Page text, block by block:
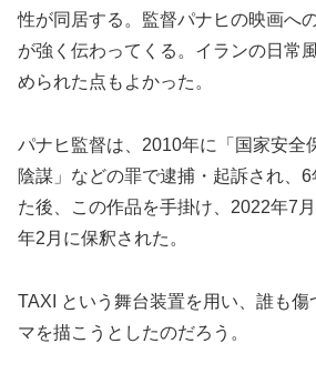
性が同居する。監督パナヒの映画へ
が強く伝わってくる。イランの日常
められた点もよかった。
パナヒ監督は、2010年に「国家安全
陰謀」などの罪で逮捕・起訴され、
た後、この作品を手掛け、2022年7
年2月に保釈された。
TAXI という舞台装置を用い、誰も傷
マを描こうとしたのだろう。